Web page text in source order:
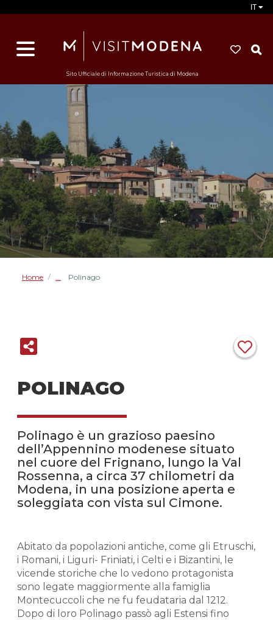
IT
Sito Ufficiale di Informazione Turistica di Modena
Home / Polinago
POLINAGO
Polinago è un grazioso paesino
dell’Appennino modenese situato
nel cuore del Frignano, lungo la Val
Rossenna, a circa 37 chilometri da
Modena, in una posizione aperta e
soleggiata con vista sul Cimone.
Abitato da popolazioni antiche, come gli Etruschi,
i Romani, i Liguri- Friniati, i Celti e i Bizantini, le
vicende storiche che lo vedono protagonista
sono legate maggiormente alla famiglia
Montecuccoli che ne fu feudataria dal 1212.
Dopo di loro Polinago passò agli Estensi fino